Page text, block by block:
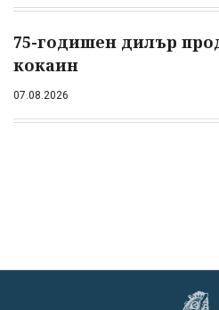
75-годишен дилър
кокаин
07.08.2026